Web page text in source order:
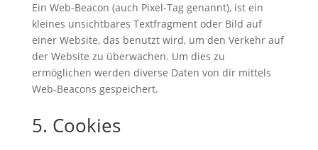
Ein Web-Beacon (auch Pixel-Tag genannt), ist ein
kleines unsichtbares Textfragment oder Bild auf
einer Website, das benutzt wird, um den Verkehr auf
der Website zu überwachen. Um dies zu
ermöglichen werden diverse Daten von dir mittels
Web-Beacons gespeichert.
5. Cookies